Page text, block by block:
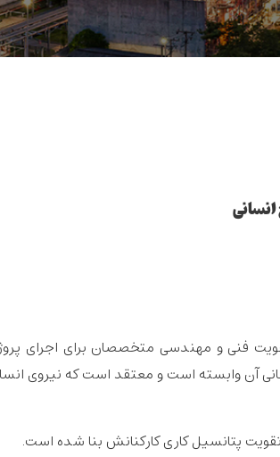
فنی و مهندسی متخصصان برای اجرای
آن وابسته است و معتقد است که نیروی
پتانسیل کاری کارکنانش بنا شده است.